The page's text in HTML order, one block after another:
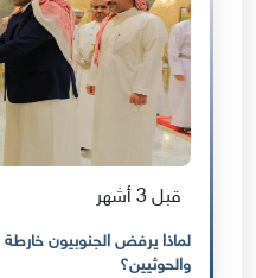
قبل 3 أشهر
لماذا يرفض الجنوبيون
والحوثيين؟